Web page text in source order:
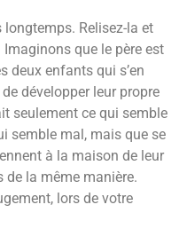
longtemps. Relisez-la et
que le père est
deux enfants qui s’en
développer leur propre
seulement ce qui semble
semble mal, mais que se
à la maison de leur
de la même manière.
lors de votre